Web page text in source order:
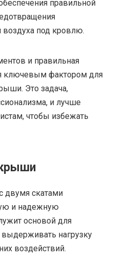
правильной
воздуха под кровлю.
и правильная
ключевым фактором для
Это задача,
и лучше
чтобы избежать
двумя скатами
и надежную
основой для
нагрузку
воздействий.